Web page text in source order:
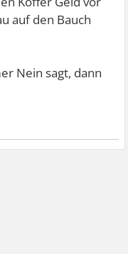
auf den Bauch
Nein sagt, dann